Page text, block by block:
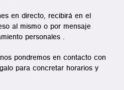
en directo, recibirá en el
al mismo o por mensaje
personales .
pondremos en contacto con
para concretar horarios y